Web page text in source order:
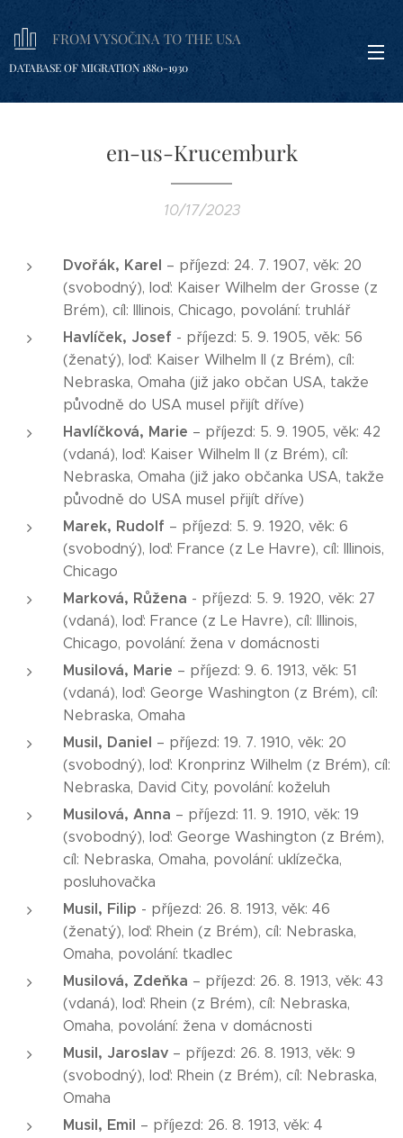
FROM VYSOČINA TO THE USA
DATABASE OF MIGRATION 1880-1930
en-us-Krucemburk
10/17/2023
Dvořák, Karel – příjezd: 24. 7. 1907, věk: 20
(svobodný), loď: Kaiser Wilhelm der Grosse (z
Brém), cíl: Illinois, Chicago, povolání: truhlář
Havlíček, Josef - příjezd: 5. 9. 1905, věk: 56
(ženatý), loď: Kaiser Wilhelm II (z Brém), cíl:
Nebraska, Omaha (již jako občan USA, takže
původně do USA musel přijít dříve)
Havlíčková, Marie – příjezd: 5. 9. 1905, věk: 42
(vdaná), loď: Kaiser Wilhelm II (z Brém), cíl:
Nebraska, Omaha (již jako občanka USA, takže
původně do USA musel přijít dříve)
Marek, Rudolf – příjezd: 5. 9. 1920, věk: 6
(svobodný), loď: France (z Le Havre), cíl: Illinois,
Chicago
Marková, Růžena - příjezd: 5. 9. 1920, věk: 27
(vdaná), loď: France (z Le Havre), cíl: Illinois,
Chicago, povolání: žena v domácnosti
Musilová, Marie – příjezd: 9. 6. 1913, věk: 51
(vdaná), loď: George Washington (z Brém), cíl:
Nebraska, Omaha
Musil, Daniel – příjezd: 19. 7. 1910, věk: 20
(svobodný), loď: Kronprinz Wilhelm (z Brém), cíl:
Nebraska, David City, povolání: koželuh
Musilová, Anna – příjezd: 11. 9. 1910, věk: 19
(svobodný), loď: George Washington (z Brém),
cíl: Nebraska, Omaha, povolání: uklízečka,
posluhovačka
Musil, Filip - příjezd: 26. 8. 1913, věk: 46
(ženatý), loď: Rhein (z Brém), cíl: Nebraska,
Omaha, povolání: tkadlec
Musilová, Zdeňka – příjezd: 26. 8. 1913, věk: 43
(vdaná), loď: Rhein (z Brém), cíl: Nebraska,
Omaha, povolání: žena v domácnosti
Musil, Jaroslav – příjezd: 26. 8. 1913, věk: 9
(svobodný), loď: Rhein (z Brém), cíl: Nebraska,
Omaha
Musil, Emil – příjezd: 26. 8. 1913, věk: 4